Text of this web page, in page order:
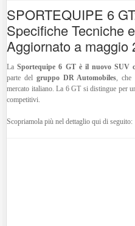
SPORTEQUIPE 6
Specifiche Tecniche
Aggiornato a maggio
La Sportequipe 6 GT è il nuovo SUV
parte delgruppo DR Automobiles, che
mercato italiano. La 6 GT si distingue per
competitivi.
Scopriamola più nel dettaglio qui di seguito: